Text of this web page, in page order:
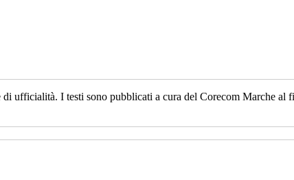
ufficialità. I testi sono pubblicati a cura del Corecom Marche al